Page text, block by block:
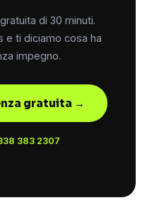
di 30 minuti.
e ti diciamo cosa ha
impegno.
gratuita →
383 2307